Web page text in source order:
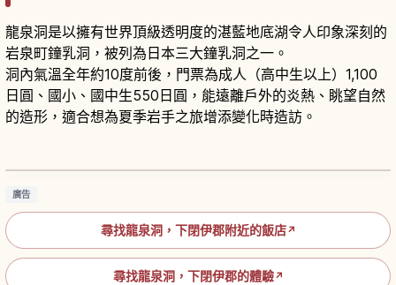
龍泉洞是以擁有世界頂級透明度的湛藍地底湖令人印象深刻的
岩泉町鐘乳洞，被列為日本三大鐘乳洞之一。
洞內氣溫全年約10度前後，門票為成人（高中生以上）1,100
日圓、國小、國中生550日圓，能遠離戶外的炎熱、眺望自然
的造形，適合想為夏季岩手之旅增添變化時造訪。
龍泉洞攻略｜岩手岩泉藍色地底湖鐘乳洞觀光指
廣告
尋找龍泉洞，下閉伊郡附近的飯店↗
尋找龍泉洞，下閉伊郡的體驗↗